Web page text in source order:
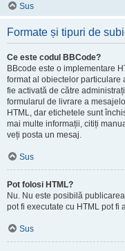
Sus
Formate și tipuri de
Ce este codul BBCode?
BBcode este o implementare
format al obiectelor particulare
fie activată de către
formularul de livrare a
HTML, dar etichetele sunt
mai multe informații, citiți
veți posta un mesaj.
Sus
Pot folosi HTML?
Nu. Nu este posibilă
pot fi executate cu HTML pot fi
Sus